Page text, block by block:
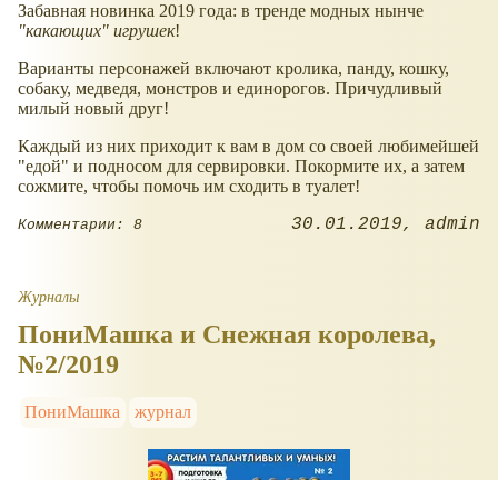
Забавная новинка 2019 года: в тренде модных нынче
"какающих" игрушек!
Варианты персонажей включают кролика, панду, кошку,
собаку, медведя, монстров и единорогов. Причудливый
милый новый друг!
Каждый из них приходит к вам в дом со своей любимейшей
"едой" и подносом для сервировки. Покормите их, а затем
сожмите, чтобы помочь им сходить в туалет!
Комментарии: 8 30.01.2019 admin
Журналы
ПониМашка и Снежная королева,
№2/2019
ПониМашка журнал